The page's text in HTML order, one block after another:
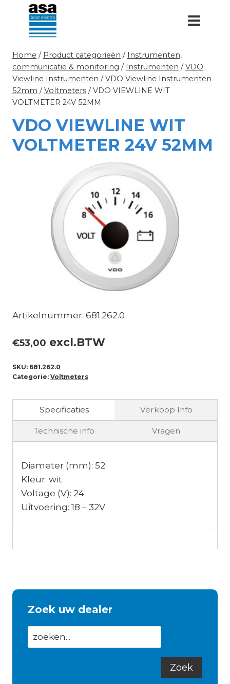
Doorgaan
inhoud
Home / Product categorieën / Instrumenten,
communicatie & monitoring / Instrumenten / VDO
Viewline Instrumenten / VDO Viewline Instrumenten
52mm / Voltmeters / VDO VIEWLINE WIT
VOLTMETER 24V 52MM
VDO VIEWLINE WIT
VOLTMETER 24V 52MM
Artikelnummer: 681.262.0
€53,00 excl.BTW
SKU: 681.262.0
Categorie: Voltmeters
Specificaties Verkoop Info
Technische info Vragen
Diameter (mm): 52
Kleur: wit
Voltage (V): 24
Uitvoering: 18 – 32V
Zoek uw dealer